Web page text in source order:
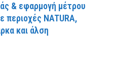
& εφαρμογή μέτρου
περιοχές NATURA,
και άλση